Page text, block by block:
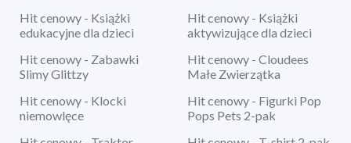
Hit cenowy - Książki
edukacyjne dla dzieci
Hit cenowy - Książki
aktywizujące dla dzieci
Hit cenowy - Zabawki
Slimy Glittzy
Hit cenowy - Cloudees
Małe Zwierzątka
Hit cenowy - Klocki
niemowlęce
Hit cenowy - Figurki Pop
Pops Pets 2-pak